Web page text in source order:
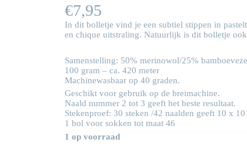
€7,95
In dit bolletje vind je een subtiel stippen in
en chique uitstraling. Natuurlijk is dit bolletje
Samenstelling: 50% merinowol/25%
100 gram – ca. 420 meter
Machinewasbaar op 40 graden.
Geschikt voor gebruik op de breimachine.
Naald nummer 2 tot 3 geeft het beste resultaat.
Stekenproef: 30 steken /42 naalden geeft 10 x 10
1 bol voor sokken tot maat 46
1 op voorraad